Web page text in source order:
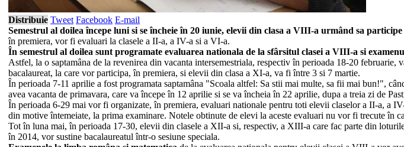
Distribuie Tweet Facebook E-mail
Semestrul al doilea începe luni si se încheie în 20 iunie, elevii din clasa a VIII-a urmând sa
în premiera, vor fi evaluari la clasele a II-a, a IV-a si a VI-a.
În semestrul al doilea sunt programate evaluarea nationala de la sfârsitul clasei a VIII-a si
Astfel, la o saptamâna de la revenirea din vacanta intersemestriala, respectiv în perioada 18-20
bacalaureat, la care vor participa, în premiera, si elevii din clasa a XI-a, va fi între 3 si 7 martie.
În perioada 7-11 aprilie a fost programata saptamâna "Scoala altfel: Sa stii mai multe, sa fii mai bun!",
avea vacanta de primavara, care va începe în 12 aprilie si se va încheia în 22 aprilie, dupa a treia zi de
În perioada 6-29 mai vor fi organizate, în premiera, evaluari nationale pentru toti elevii claselor a II-a, a
din motive întemeiate, la prima examinare. Notele obtinute de elevi la aceste evaluari nu vor fi trecute în
Tot în luna mai, în perioada 17-30, elevii din clasele a XII-a si, respectiv, a XIII-a care fac parte din
în 2014, vor sustine bacalaureatul într-o sesiune speciala.